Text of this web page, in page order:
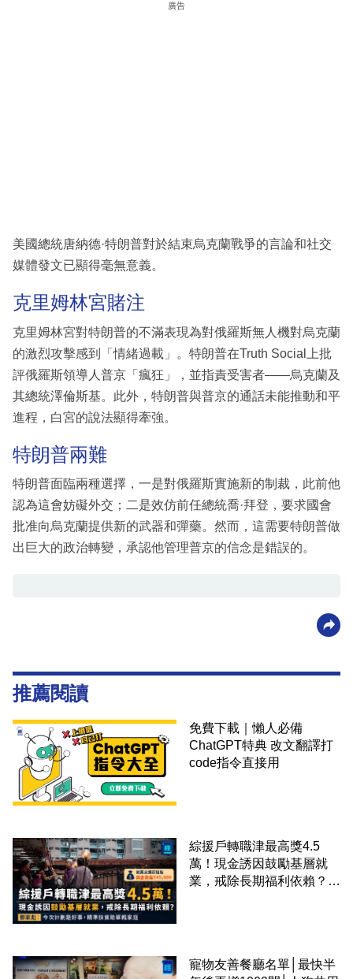
區
廣告
美國總統唐納德·特朗普對於結束烏克蘭戰爭的言論和社交
媒體發文已顯得毫無意義。
克里姆林宮賭注
克里姆林宮對特朗普的不滿表現為對俄羅斯無人機對烏克蘭
的激烈攻擊感到「情緒過載」。特朗普在Truth Social上批
評俄羅斯領導人普京「瘋狂」，並指責受害者——烏克蘭及
其總統澤倫斯基。此外，特朗普與普京的通話未能推動和平
進程，白宮的說法顯得牽強。
特朗普兩難
特朗普面臨兩種選擇，一是對俄羅斯實施新的制裁，此前他
認為這會妨礙外交；二是效仿前任總統喬·拜登，要求國會
批准向烏克蘭提供新的武器和彈藥。然而，這需要特朗普做
出巨大的政治轉變，承認他管理普京的信念是錯誤的。
推薦閱讀
免費下載｜懶人必備
ChatGPT特典 改文翻譯打
code指令直接用
綜援戶轉職津最高獎4.5
萬！現金誘因鼓勵基層就
業，戒除長期福利依賴？鄧
寵物友善餐廳名單│最快半